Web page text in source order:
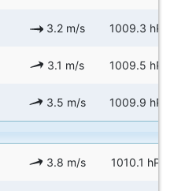
3.2 m/s 1009.3 hPa
3.1 m/s 1009.5 hPa
3.5 m/s 1009.9 hPa
3.8 m/s 1010.1 hPa